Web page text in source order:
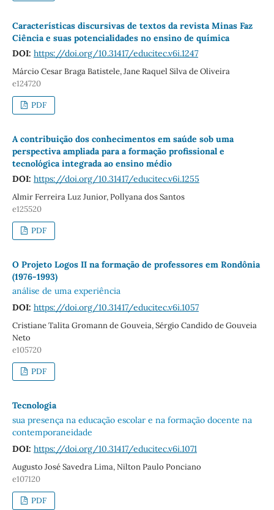
Características discursivas de textos da revista Minas Faz
Ciência e suas potencialidades no ensino de química
DOI: https://doi.org/10.31417/educitec.v6i.1247
Márcio Cesar Braga Batistele, Jane Raquel Silva de Oliveira
e124720
PDF
A contribuição dos conhecimentos em saúde sob uma
perspectiva ampliada para a formação profissional e
tecnológica integrada ao ensino médio
DOI: https://doi.org/10.31417/educitec.v6i.1255
Almir Ferreira Luz Junior, Pollyana dos Santos
e125520
PDF
O Projeto Logos II na formação de professores em Rondônia
(1976-1993)
análise de uma experiência
DOI: https://doi.org/10.31417/educitec.v6i.1057
Cristiane Talita Gromann de Gouveia, Sérgio Candido de Gouveia
Neto
e105720
PDF
Tecnologia
sua presença na educação escolar e na formação docente na
contemporaneidade
DOI: https://doi.org/10.31417/educitec.v6i.1071
Augusto José Savedra Lima, Nilton Paulo Ponciano
e107120
PDF